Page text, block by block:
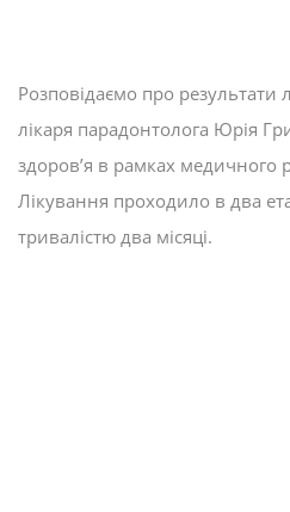
Розповідаємо про результати
лікаря парадонтолога Юрія
здоров’я в рамках медичного
Лікування проходило в два
тривалістю два місяці.